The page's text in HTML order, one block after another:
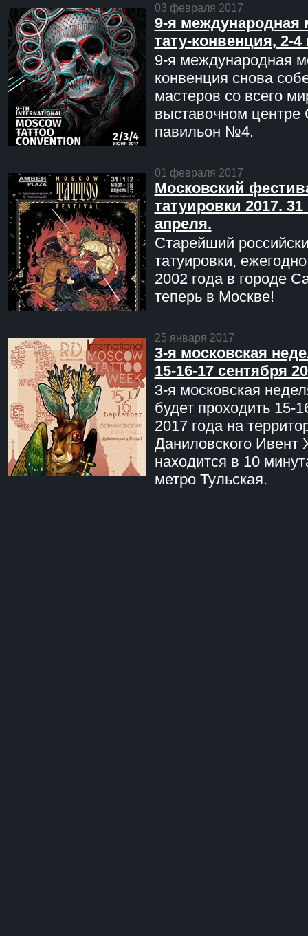
03 февраля 2017
9-я международная
тату-конвенция, 2-
9-я международная
конвенция снова
мастеров со всего
выставочном центре
павильон №4.
01 февраля 2017
Московский
татуировки 2017. 31
апреля.
Старейший
татуировки,
2002 года в городе
теперь в Москве!
25 января 2017
3-я московская
15-16-17 сентября
3-я московская
будет проходить 15-
2017 года на
Даниловского Ивент
находится в 10
метро Тульская.